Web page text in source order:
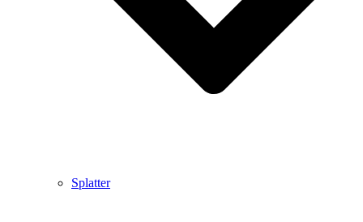
Splatter